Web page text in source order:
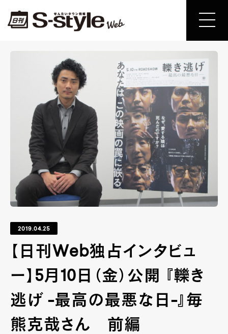
2019.04.25
【日刊Web独占インタビュ
ー】5月10日（金）公開 『轢き
逃げ -最高の最悪な日-』毎
熊克哉さん 前編